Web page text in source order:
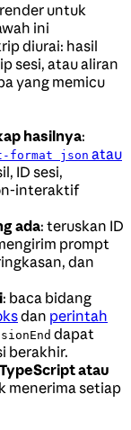
untuk
ini
diurai: hasil
sesi, atau aliran
yang memicu
hasilnya:
format json atau
ID sesi,
interaktif
ada: teruskan ID
prompt
dan
: baca bidang
dan perintah
dapat
berakhir.
atau
menerima setiap